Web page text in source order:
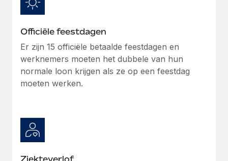
Het blijft de missie van Remote om alle soorten bedrijven
Hoe Phiture 55 werknemers in 19 landen
beheert met Remote
Meer informatie
Officiële feestdagen
Er zijn 15 officiële betaalde feestdagen en
werknemers moeten het dubbele van hun
normale loon krijgen als ze op een feestdag
moeten werken.
Ziekteverlof